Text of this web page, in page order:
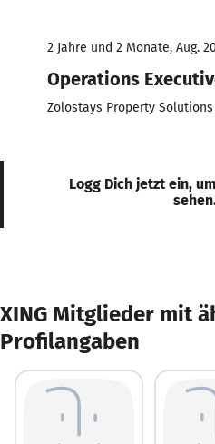
2 Jahre und 2 Monate, Aug.
Operations
Zolostays Property Solutions
Logg Dich jetzt ein,
XING Mitglieder mit
Profilangaben